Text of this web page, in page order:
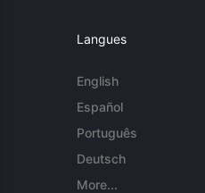
Langues
English
Español
Português
Deutsch
More...